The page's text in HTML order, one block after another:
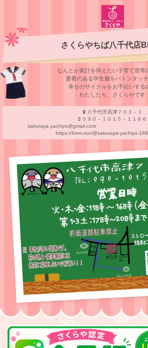
さくらやちば八千代店
なんとか家計を抑えたい子育て世帯
愛着のある学⽣服をバトンタッ
幸せのサイクルをお⼿伝いする
わたしたち、さくらやです
八千代市高津７０３－１
０９０－１０１５－１１６６
sakuraya.yachiyo@gmail.com 在庫
https://form.run/@sakuraya-yachiyo-